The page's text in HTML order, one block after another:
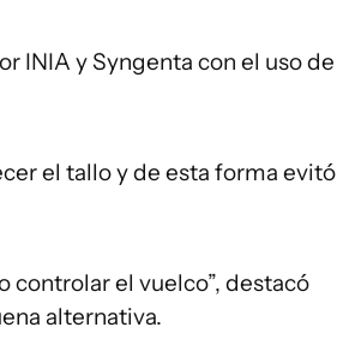
INIA y Syngenta con el uso de
el tallo y de esta forma evitó
controlar el vuelco”, destacó
alternativa.